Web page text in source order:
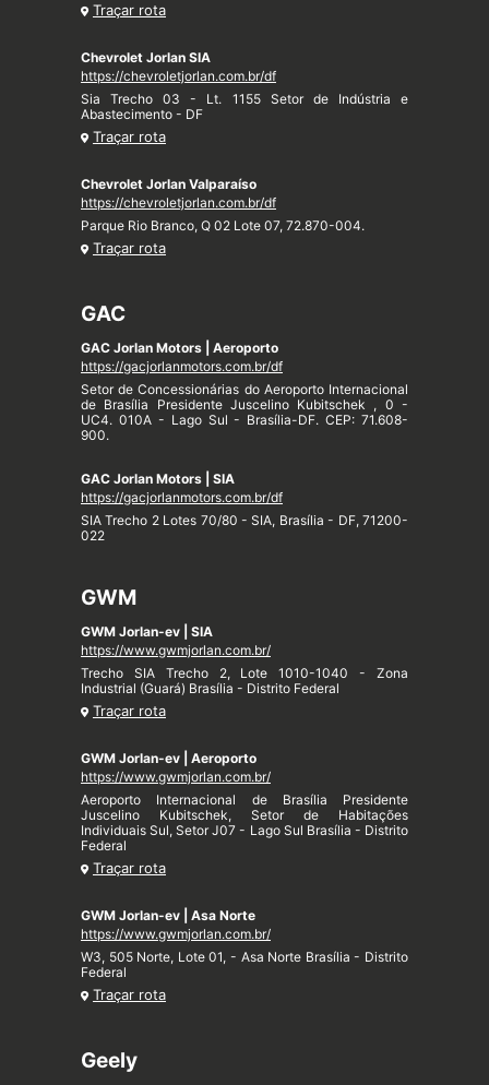
Traçar rota
Chevrolet Jorlan SIA
https://chevroletjorlan.com.br/df
Sia Trecho 03 - Lt. 1155 Setor de Indústria e
Abastecimento - DF
Traçar rota
Chevrolet Jorlan Valparaíso
https://chevroletjorlan.com.br/df
Parque Rio Branco, Q 02 Lote 07, 72.870-004.
Traçar rota
GAC
GAC Jorlan Motors | Aeroporto
https://gacjorlanmotors.com.br/df
Setor de Concessionárias do Aeroporto Internacional
de Brasília Presidente Juscelino Kubitschek , 0 -
UC4. 010A - Lago Sul - Brasília-DF. CEP: 71.608-
900.
GAC Jorlan Motors | SIA
https://gacjorlanmotors.com.br/df
SIA Trecho 2 Lotes 70/80 - SIA, Brasília - DF, 71200-
022
GWM
GWM Jorlan-ev | SIA
https://www.gwmjorlan.com.br/
Trecho SIA Trecho 2, Lote 1010-1040 - Zona
Industrial (Guará) Brasília - Distrito Federal
Traçar rota
GWM Jorlan-ev | Aeroporto
https://www.gwmjorlan.com.br/
Aeroporto Internacional de Brasília Presidente
Juscelino Kubitschek, Setor de Habitações
Individuais Sul, Setor J07 - Lago Sul Brasília - Distrito
Federal
Traçar rota
GWM Jorlan-ev | Asa Norte
https://www.gwmjorlan.com.br/
W3, 505 Norte, Lote 01, - Asa Norte Brasília - Distrito
Federal
Traçar rota
Geely